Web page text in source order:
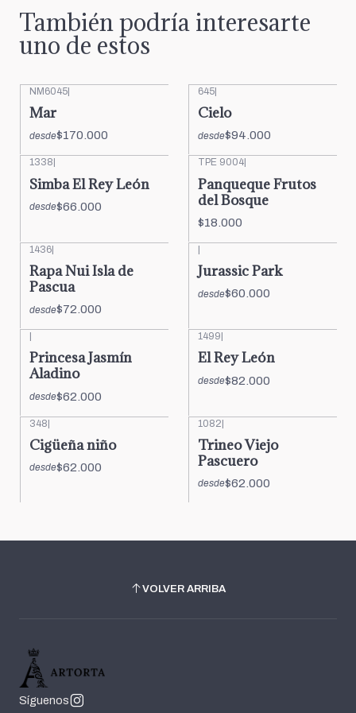
También podría interesarte
uno de estos
NM6045
Mar
desde$170.000
645
Cielo
desde$94.000
1338
Simba El Rey León
desde$66.000
TPE 9004
Panqueque Frutos
del Bosque
$18.000
1436|
Rapa Nui Isla de
Pascua
desde$72.000
|
Jurassic Park
desde$60.000
Princesa Jasmín
Aladino
desde$62.000
1499
El Rey León
desde$82.000
348|
Cigüeña niño
desde$62.000
1082|
Trineo Viejo
Pascuero
desde$62.000
VOLVER ARRIBA
Síguenos